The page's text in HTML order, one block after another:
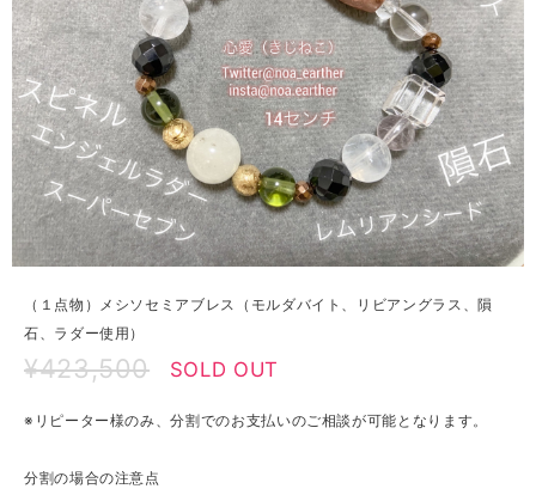
（１点物）メシソセミアブレス（モルダバイト、リビアングラス、隕
石、ラダー使用）
¥423,500 SOLD OUT
※リピーター様のみ、分割でのお支払いのご相談が可能となります。
分割の場合の注意点